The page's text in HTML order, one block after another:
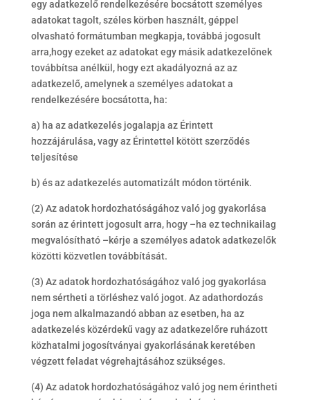
egy adatkezelő rendelkezésére bocsátott személyes
adatokat tagolt, széles körben használt, géppel
olvasható formátumban megkapja, továbbá jogosult
arra,hogy ezeket az adatokat egy másik adatkezelőnek
továbbítsa anélkül, hogy ezt akadályozná az az
adatkezelő, amelynek a személyes adatokat a
rendelkezésére bocsátotta, ha:
a) ha az adatkezelés jogalapja az Érintett
hozzájárulása, vagy az Érintettel kötött szerződés
teljesítése
b) és az adatkezelés automatizált módon történik.
(2) Az adatok hordozhatóságához való jog gyakorlása
során az érintett jogosult arra, hogy –ha ez technikailag
megvalósítható –kérje a személyes adatok adatkezelők
közötti közvetlen továbbítását.
(3) Az adatok hordozhatóságához való jog gyakorlása
nem sértheti a törléshez való jogot. Az adathordozás
joga nem alkalmazandó abban az esetben, ha az
adatkezelés közérdekű vagy az adatkezelőre ruházott
közhatalmi jogosítványai gyakorlásának keretében
végzett feladat végrehajtásához szükséges.
(4) Az adatok hordozhatóságához való jog nem érintheti